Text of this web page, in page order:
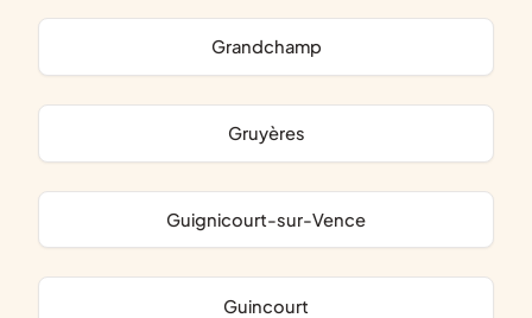
Grandchamp
Gruyères
Guignicourt-sur-Vence
Guincourt